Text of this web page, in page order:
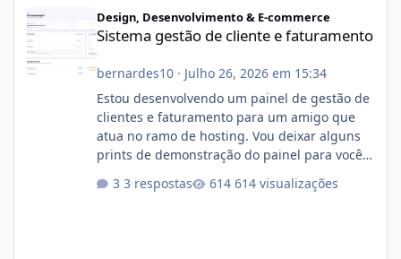
Design, Desenvolvimento & E-commerce
Sistema gestão de cliente e faturamento
bernardes10· Julho 26, 2026 em 15:34
Estou desenvolvendo um painel de gestão de
clientes e faturamento para um amigo que
atua no ramo de hosting. Vou deixar alguns
prints de demonstração do painel para vocês
com cerca de 80% concluído e conta com
3 respostas 614 visualizações